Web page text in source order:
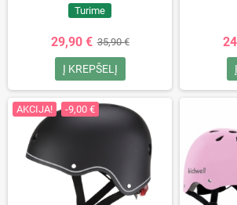
Turime
29,90 € 35,90 €
Į KREPŠELĮ
AKCIJA! -9,00 €